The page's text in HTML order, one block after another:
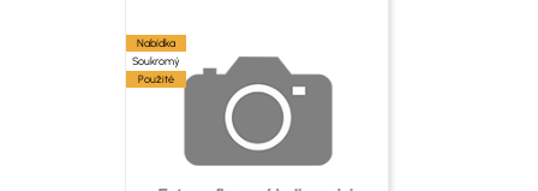
Nabídka
Soukromý
Použité